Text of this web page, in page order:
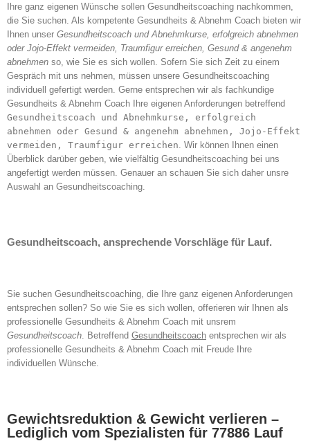
Ihre ganz eigenen Wünsche sollen Gesundheitscoaching nachkommen,
die Sie suchen. Als kompetente Gesundheits & Abnehm Coach bieten wir
Ihnen unser Gesundheitscoach und Abnehmkurse, erfolgreich abnehmen
oder Jojo-Effekt vermeiden, Traumfigur erreichen, Gesund & angenehm
abnehmen so, wie Sie es sich wollen. Sofern Sie sich Zeit zu einem
Gespräch mit uns nehmen, müssen unsere Gesundheitscoaching
individuell gefertigt werden. Gerne entsprechen wir als fachkundige
Gesundheits & Abnehm Coach Ihre eigenen Anforderungen betreffend
Gesundheitscoach und Abnehmkurse, erfolgreich
abnehmen oder Gesund & angenehm abnehmen, Jojo-Effekt
vermeiden, Traumfigur erreichen . Wir können Ihnen einen
Überblick darüber geben, wie vielfältig Gesundheitscoaching bei uns
angefertigt werden müssen. Genauer an schauen Sie sich daher unsre
Auswahl an Gesundheitscoaching.
Gesundheitscoach, ansprechende Vorschläge für Lauf.
Sie suchen Gesundheitscoaching, die Ihre ganz eigenen Anforderungen
entsprechen sollen? So wie Sie es sich wollen, offerieren wir Ihnen als
professionelle Gesundheits & Abnehm Coach mit unsrem
Gesundheitscoach . Betreffend Gesundheitscoach entsprechen wir als
professionelle Gesundheits & Abnehm Coach mit Freude Ihre
individuellen Wünsche.
Gewichtsreduktion & Gewicht verlieren –
Lediglich vom Spezialisten für 77886 Lauf